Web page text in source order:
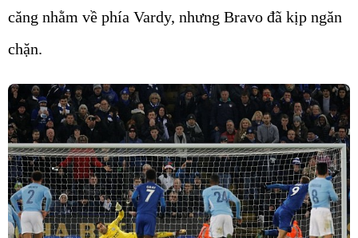
căng nhằm về phía Vardy, nhưng Bravo đã kịp ngăn
chặn.